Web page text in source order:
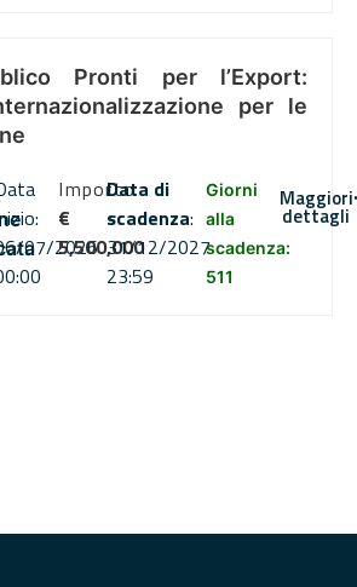
Pronti per l’Export:
per le
07/2026
Importo
€
5,500,000
Data di
scadenza:
31/12/2027
23:59
Giorni
alla
scadenza:
511
Maggiori
dettagli